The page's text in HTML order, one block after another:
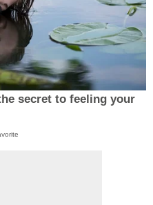
secret to feeling your